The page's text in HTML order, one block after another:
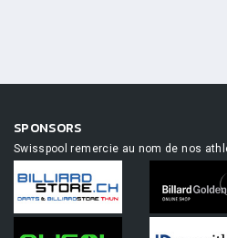
SPONSORS
Swisspool remercie au nom de nos